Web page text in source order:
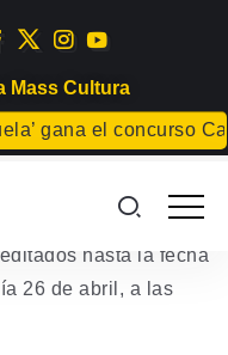
Mass Cultura
gana el concurso Carta
Martín
en la
hasta la fecha
26 de abril, a las